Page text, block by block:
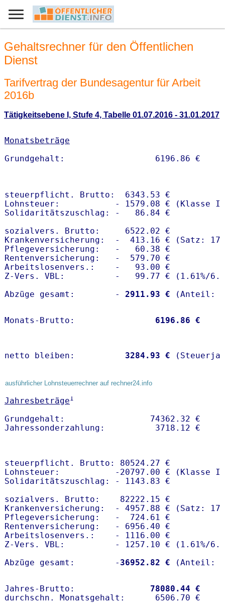
Gehaltsrechner für den Öffentlichen
Dienst
Tarifvertrag der Bundesagentur für Arbeit
2016b
Tätigkeitsebene I, Stufe 4, Tabelle 01.07.2016 - 31.01.2017
Monatsbeträge
steuerpflicht. Brutto:  6343.53 €
Lohnsteuer:           - 1579.08 € (Klasse I)
Solidaritätszuschlag: -   86.84 €
sozialvers. Brutto:     6522.02 €
Krankenversicherung:  -  413.16 € (Satz:
Pflegeversicherung:   -   60.38 €
Rentenversicherung:   -  579.70 €
Arbeitslosenvers.:    -   93.00 €
Z-Vers. VBL:          -   99.77 € ( 1.61%/
Abzüge gesamt:        -
2911.93 €
Monats-Brutto: 6196.86 €
netto bleiben: 3284.93 €
ausführlicher Lohnsteuerrechner auf rechner24.info
Jahresbeträge1
Grundgehalt:                 74362.32 €
steuerpflicht. Brutto: 80524.27 €
Lohnsteuer:           -20797.00 € (Klasse I)
Solidaritätszuschlag: - 1143.83 €
sozialvers. Brutto:    82222.15 €
Krankenversicherung:  - 4957.88 € (Satz:
Pflegeversicherung:   -  724.61 €
Rentenversicherung:   - 6956.40 €
Arbeitslosenvers.:    - 1116.00 €
Z-Vers. VBL:          - 1257.10 € ( 1.61%/
Abzüge gesamt:        - 36952.82 €
Jahres-Brutto: 78080.44 €